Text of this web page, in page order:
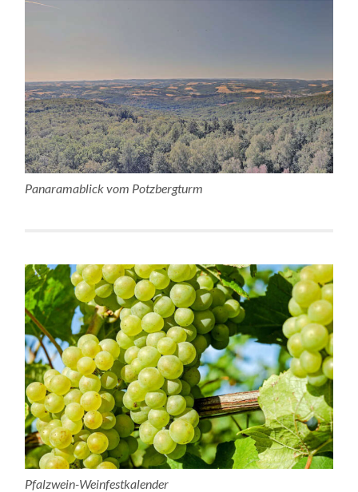
Panaramablick vom Potzbergturm
Pfalzwein-Weinfestkalender